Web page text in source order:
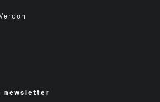
newsletter